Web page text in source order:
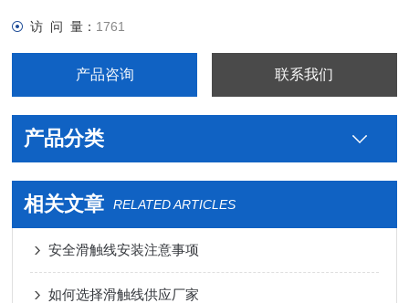
访 问 量： 1761
产品咨询 联系我们
产品分类
相关文章 RELATED ARTICLES
安全滑触线安装注意事项
如何选择滑触线供应厂家